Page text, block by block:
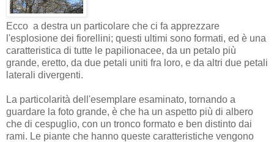
Ecco a destra un particolare che ci fa apprezzare
l'esplosione dei fiorellini; questi ultimi sono formati, ed è una
caratteristica di tutte le papilionacee, da un petalo più
grande, eretto, da due petali uniti fra loro, e da altri due petali
laterali divergenti.
La particolarità dell'esemplare esaminato, tornando a
guardare la foto grande, è che ha un aspetto più di albero
che di cespuglio, con un tronco formato e ben distinto dai
rami. Le piante che hanno queste caratteristiche vengono